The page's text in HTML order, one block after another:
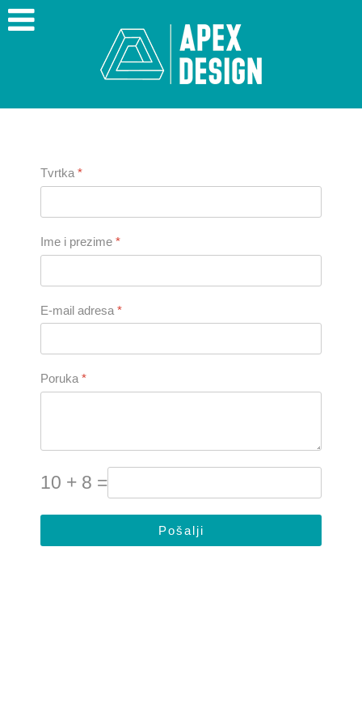
Tvrtka *
Ime i prezime *
E-mail adresa *
Poruka *
10 + 8 =
Pošalji